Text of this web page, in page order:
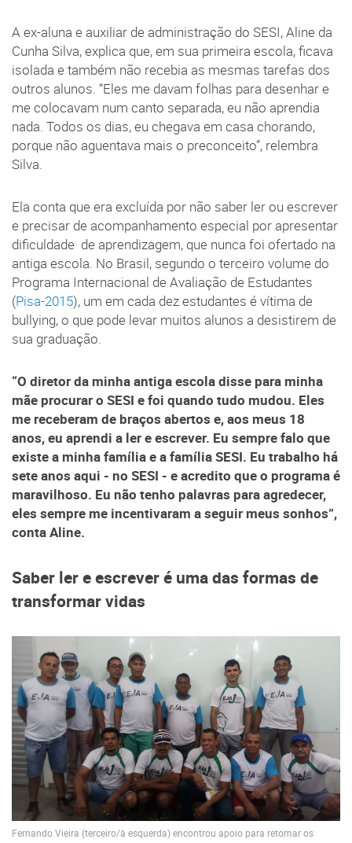
A ex-aluna e auxiliar de administração do SESI, Aline da
Cunha Silva, explica que, em sua primeira escola, ficava
isolada e também não recebia as mesmas tarefas dos
outros alunos. “Eles me davam folhas para desenhar e
me colocavam num canto separada, eu não aprendia
nada. Todos os dias, eu chegava em casa chorando,
porque não aguentava mais o preconceito”, relembra
Silva.
Ela conta que era excluída por não saber ler ou escrever
e precisar de acompanhamento especial por apresentar
dificuldade de aprendizagem, que nunca foi ofertado na
antiga escola. No Brasil, segundo o terceiro volume do
Programa Internacional de Avaliação de Estudantes
(Pisa-2015), um em cada dez estudantes é vítima de
bullying, o que pode levar muitos alunos a desistirem de
sua graduação.
“O diretor da minha antiga escola disse para minha
mãe procurar o SESI e foi quando tudo mudou. Eles
me receberam de braços abertos e, aos meus 18
anos, eu aprendi a ler e escrever. Eu sempre falo que
existe a minha família e a família SESI. Eu trabalho há
sete anos aqui - no SESI - e acredito que o programa é
maravilhoso. Eu não tenho palavras para agredecer,
eles sempre me incentivaram a seguir meus sonhos”,
conta Aline.
Saber ler e escrever é uma das formas de
transformar vidas
Fernando Vieira (terceiro/à esquerda) encontrou apoio para retomar os